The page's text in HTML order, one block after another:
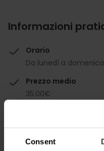
Consent
Informazioni
Orario
Da lunedì a
Prezzo medio
35.00€